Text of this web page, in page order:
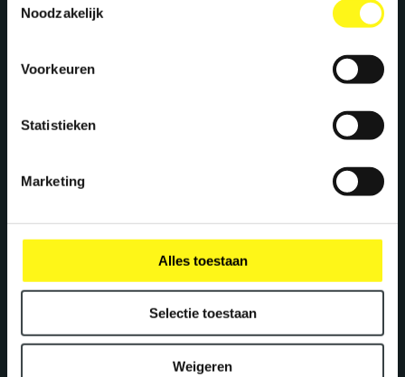
Noodzakelijk
Voorkeuren
Statistieken
Marketing
Alles toestaan
Selectie toestaan
Weigeren
KNHB x Het Commentaarhokkie